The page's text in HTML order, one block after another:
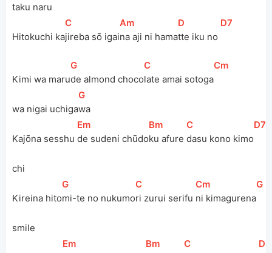
taku naru
Hitokuchi ka
[
C
jireba sō igai
[
Am
na aji ni hama
[D
tte iku no
[D7
Kimi wa maru
[
G
de almond choco
[
C
late amai sotoga
[
Cm
wa nigai uchiga
[
G
wa
Kajōna sesshu
[Em
de sudeni chūdo
[Bm
ku afure
[
C
dasu kono kimo
[D7
chi
Kireina hito
[
G
mi-te no nukumo
[
C
ri zurui serifu
[
Cm
ni kimagurena
[
G
smile
[Em [Bm [
C [D